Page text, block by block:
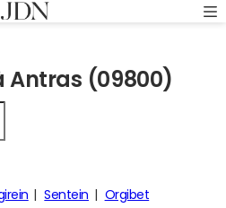
Antras (09800)
Sentein Orgibet